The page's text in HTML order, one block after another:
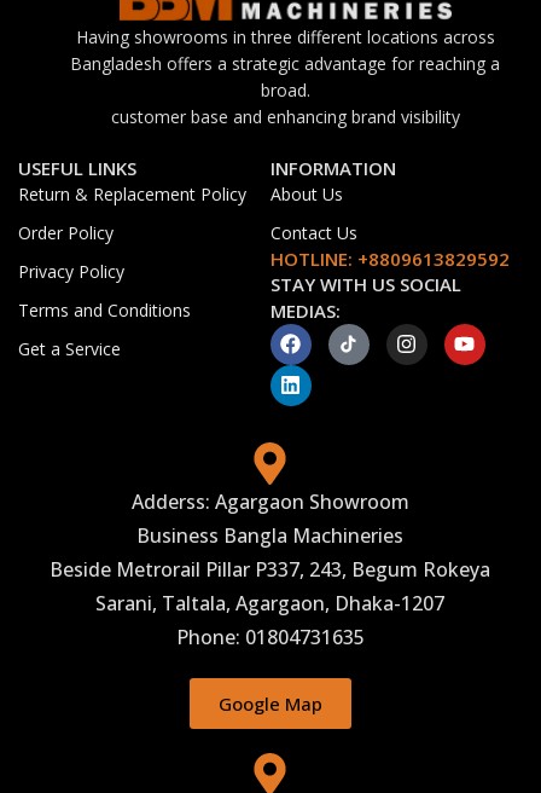
Having showrooms in three different locations across
Bangladesh offers a strategic advantage for reaching a
broad.
customer base and enhancing brand visibility
USEFUL LINKS
Return & Replacement Policy
Order Policy
Privacy Policy
Terms and Conditions
Get a Service
INFORMATION
About Us
Contact Us
HOTLINE: +8809613829592
STAY WITH US SOCIAL
MEDIAS:
Adderss: Agargaon Showroom
Business Bangla Machineries
Beside Metrorail Pillar P337, 243, Begum Rokeya
Sarani, Taltala, Agargaon, Dhaka-1207
Phone: 01804731635
Google Map